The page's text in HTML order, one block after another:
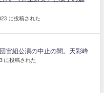
に投稿された
宙組公演の中止の闇。天彩峰...
に投稿された